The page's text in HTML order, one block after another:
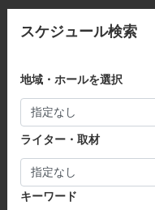
スケジュール検索
地域・ホールを選択
ライター・取材
キーワード